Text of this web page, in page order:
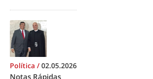
Política /02.05.2026
Notas Rápidas